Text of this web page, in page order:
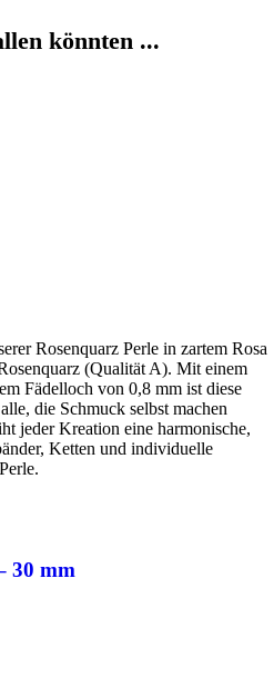
könnten ...
Rosenquarz Perle in zartem Rosa
(Qualität A). Mit einem
Fädelloch von 0,8 mm ist diese
die Schmuck selbst machen
jeder Kreation eine harmonische,
Ketten und individuelle
30 mm